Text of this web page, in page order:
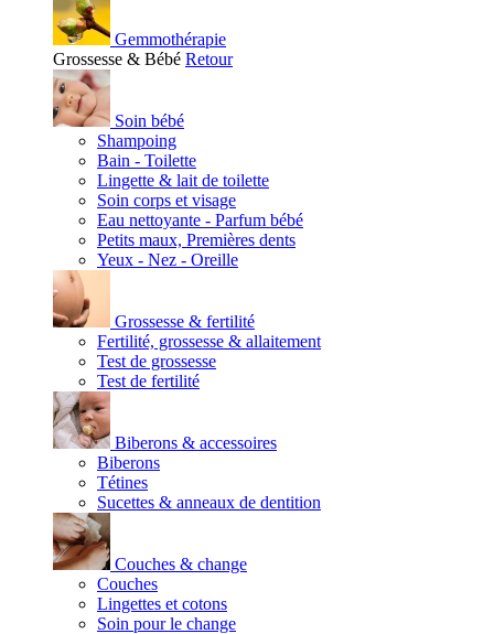
Gemmothérapie
Grossesse & Bébé Retour
Soin bébé
Shampoing
Bain - Toilette
Lingette & lait de toilette
Soin corps et visage
Eau nettoyante - Parfum bébé
Petits maux, Premières dents
Yeux - Nez - Oreille
Grossesse & fertilité
Fertilité, grossesse & allaitement
Test de grossesse
Test de fertilité
Biberons & accessoires
Biberons
Tétines
Sucettes & anneaux de dentition
Couches & change
Couches
Lingettes et cotons
Soin pour le change